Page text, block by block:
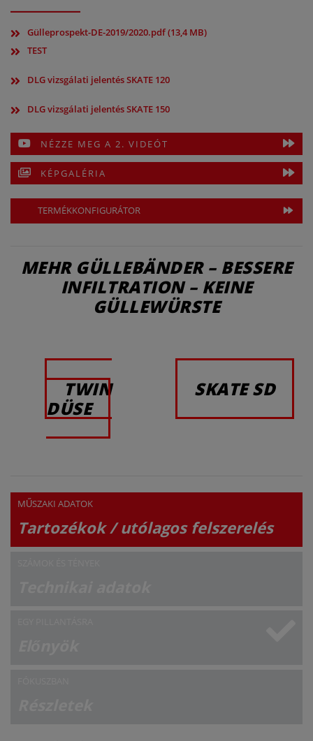
Gülleprospekt-DE-2019/2020.pdf (13,4 MB)
TEST
DLG vizsgálati jelentés SKATE 120
DLG vizsgálati jelentés SKATE 150
NÉZZE MEG A 2. VIDEÓT
KÉPGALÉRIA
TERMÉKKONFIGURÁTOR
MEHR GÜLLEBÄNDER – BESSERE
INFILTRATION – KEINE
GÜLLEWÜRSTE
TWIN
DÜSE
SKATE SD
MŰSZAKI ADATOK
Tartozékok / utólagos felszerelés